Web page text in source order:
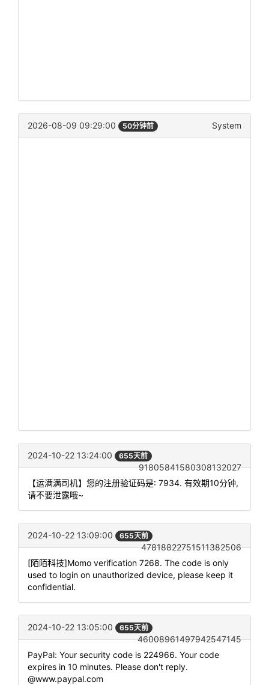
2026-08-09 09:29:00 50分钟前 System
2024-10-22 13:24:00 655天前
91805841580308132027
【运满满司机】您的注册验证码是: 7934. 有效期10分钟,
请不要泄露哦~
2024-10-22 13:09:00 655天前
47818822751511382506
[陌陌科技]Momo verification 7268. The code is only
used to login on unauthorized device, please keep it
confidential.
2024-10-22 13:05:00 655天前
46008961497942547145
PayPal: Your security code is 224966. Your code
expires in 10 minutes. Please don't reply.
@www.paypal.com